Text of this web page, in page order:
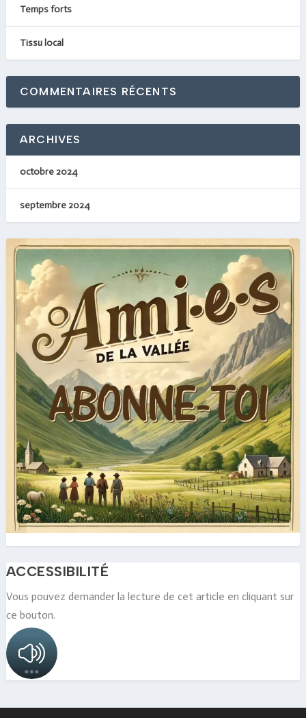
Temps forts
Tissu local
COMMENTAIRES RÉCENTS
ARCHIVES
octobre 2024
septembre 2024
ACCESSIBILITÉ
Vous pouvez demander la lecture de cet article en cliquant sur
ce bouton.